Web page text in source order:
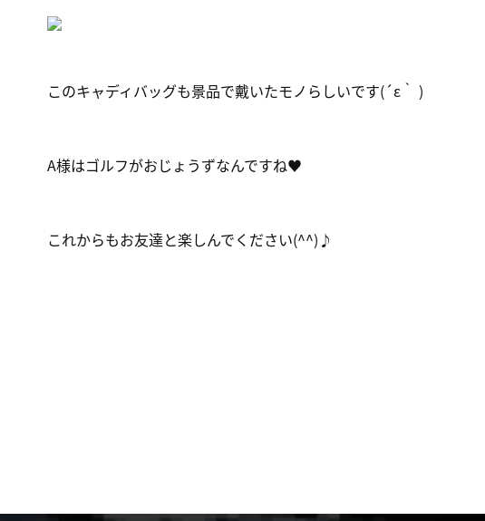
このキャディバッグも景品で戴いたモノらしいです(´ε｀ )
A様はゴルフがおじょうずなんですね♥
これからもお友達と楽しんでください(^^)♪